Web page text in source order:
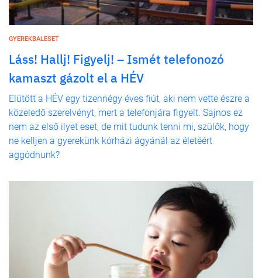
GYEREKBALESET
Láss! Hallj! Figyelj! – Ismét telefonozó
kamaszt gázolt el a HÉV
Elütött a HÉV egy tizennégy éves fiút, aki nem vette észre a
közeledő szerelvényt, mert a telefonjára figyelt. Sajnos ez
nem az első ilyet eset, de mit tudunk tenni mi, szülők, hogy
ne kelljen a gyerekünk kórházi ágyánál az életéért
aggódnunk?